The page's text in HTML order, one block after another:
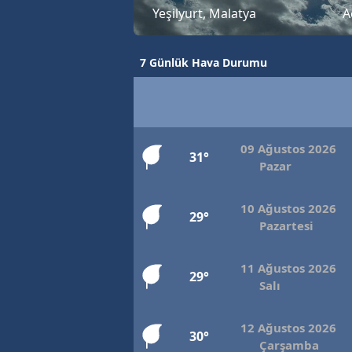
Yeşilyurt, Malatya
7 Günlük Hava Durumu
31°
09 Ağustos 2026
Pazar
29°
10 Ağustos 2026
Pazartesi
29°
11 Ağustos 2026
Salı
30°
12 Ağustos 2026
Çarşamba